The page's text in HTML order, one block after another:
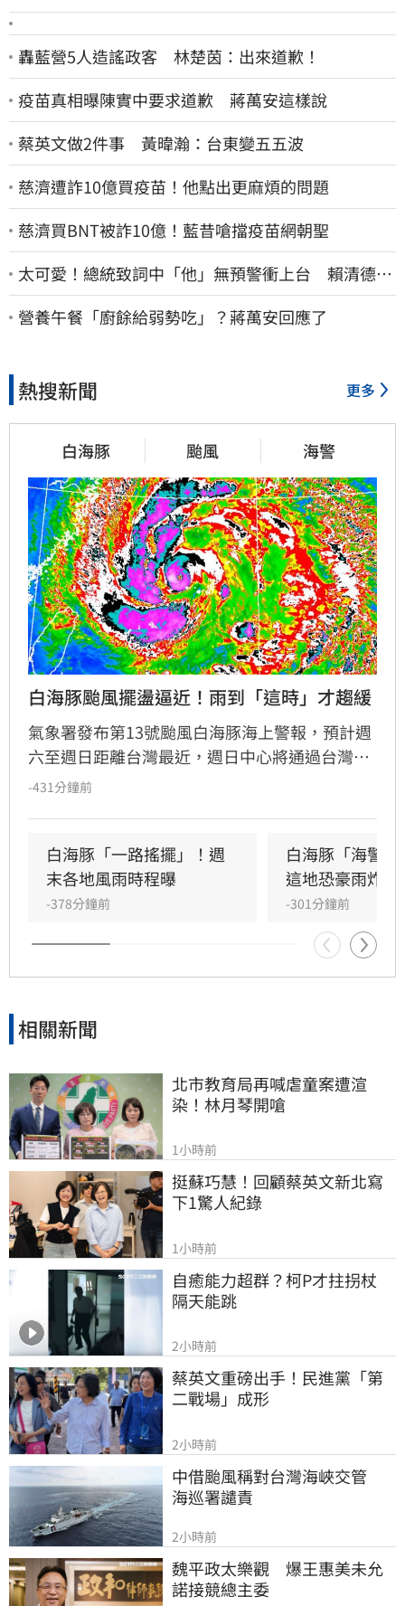
轟藍營5人造謠政客 林楚茵：出來道歉！
疫苗真相曝陳實中要求道歉 蔣萬安這樣說
蔡英文做2件事 黃暐瀚：台東變五五波
慈濟遭詐10億買疫苗！他點出更麻煩的問題
慈濟買BNT被詐10億！藍昔嗆擋疫苗網朝聖
太可愛！總統致詞中「他」無預警衝上台 賴清德笑
喊：卸任再交棒給你
營養午餐「廚餘給弱勢吃」？蔣萬安回應了
熱搜新聞 更多
白海豚 颱風 海警
白海豚颱風擺盪逼近！雨到「這時」才趨緩
氣象署發布第13號颱風白海豚海上警報，預計週
六至週日距離台灣最近，週日中心將通過台灣北
方海面。受颱風外圍環流影響，北台灣與西半部
象署特別提醒，宜花東地區位於背風側，未來兩
天恐出現38度極端高溫，請留意焚風與熱傷害。
-431分鐘前
白海豚「一路搖擺」！週
末各地風雨時程曝
-378分鐘前
白海豚「海警
這地恐豪雨炸2
-301分鐘前
相關新聞
北市教育局再喊虐童案遭渲
染！林月琴開嗆
1小時前
挺蘇巧慧！回顧蔡英文新北寫
下1驚人紀錄
1小時前
自癒能力超群？柯P才拄拐杖
隔天能跳
2小時前
蔡英文重磅出手！民進黨「第
二戰場」成形
2小時前
中借颱風稱對台灣海峽交管
海巡署譴責
2小時前
魏平政太樂觀　爆王惠美未允
諾接競總主委